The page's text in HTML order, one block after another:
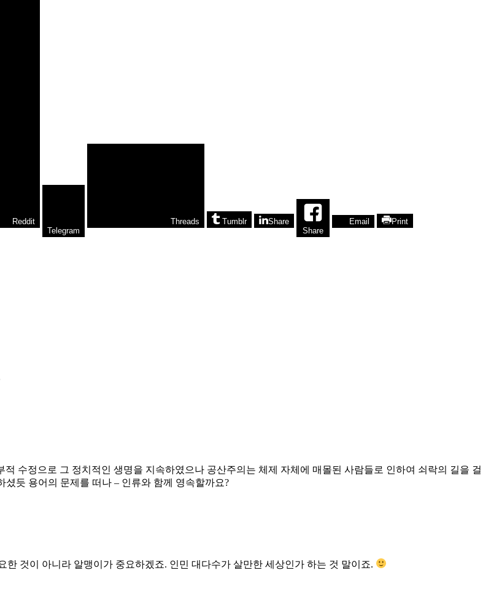
Reddit
Telegram
Threads Tumblr
Share
Share
Email Print
수정으로 그 정치적인 생명을 지속하였으나 공산주의는 체제 자체에 매몰된 사람들로 인하여 쇠락의 길을 걸
듯 용어의 문제를 떠나 – 인류와 함께 영속할까요?
것이 아니라 알맹이가 중요하겠죠. 인민 대다수가 살만한 세상인가 하는 것 말이죠.